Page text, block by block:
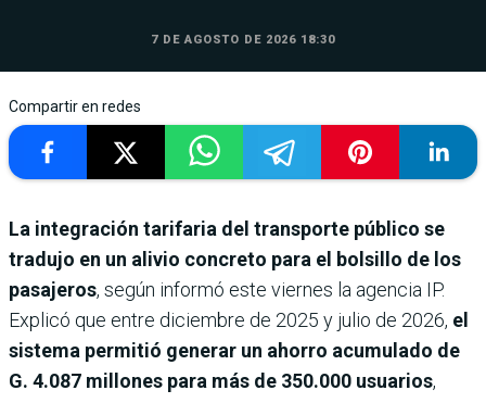
7 DE AGOSTO DE 2026 18:30
Compartir en redes
La integración tarifaria del transporte público se
tradujo en un alivio concreto para el bolsillo de los
pasajeros, según informó este viernes la agencia IP.
Explicó que entre diciembre de 2025 y julio de 2026, el
sistema permitió generar un ahorro acumulado de
G. 4.087 millones para más de 350.000 usuarios,